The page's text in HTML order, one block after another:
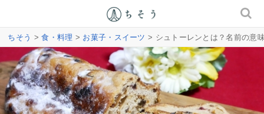
ちそう >食・料理 > お菓子・スイーツ > シュトーレンとは？名前の意